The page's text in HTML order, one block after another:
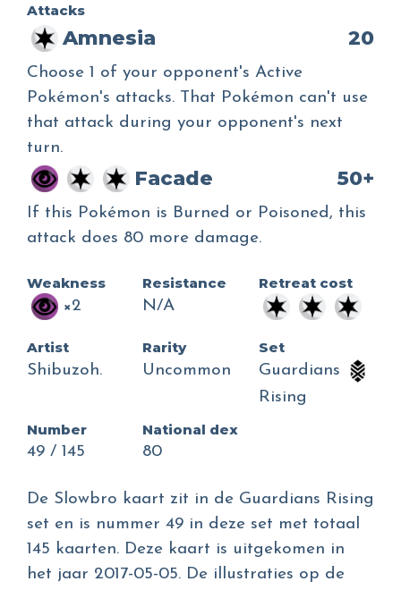
Attacks
Amnesia 20
Choose 1 of your opponent's Active
Pokémon's attacks. That Pokémon can't use
that attack during your opponent's next
turn.
Facade 50+
If this Pokémon is Burned or Poisoned, this
attack does 80 more damage.
Weakness
×2
Resistance
N/A
Retreat cost
Artist
Shibuzoh.
Rarity
Uncommon
Set
Guardians
Rising
Number
49 / 145
National dex
80
De Slowbro kaart zit in de Guardians Rising
set en is nummer 49 in deze set met totaal
145 kaarten. Deze kaart is uitgekomen in
het jaar 2017-05-05. De illustraties op de